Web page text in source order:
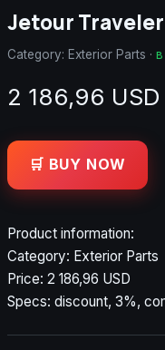
Jetour
Category: Exterior Parts ·
2 186,96 USD
🛒 BUY NOW
Product information:
Category: Exterior Parts
Price: 2 186,96 USD
Specs: discount, 3%,